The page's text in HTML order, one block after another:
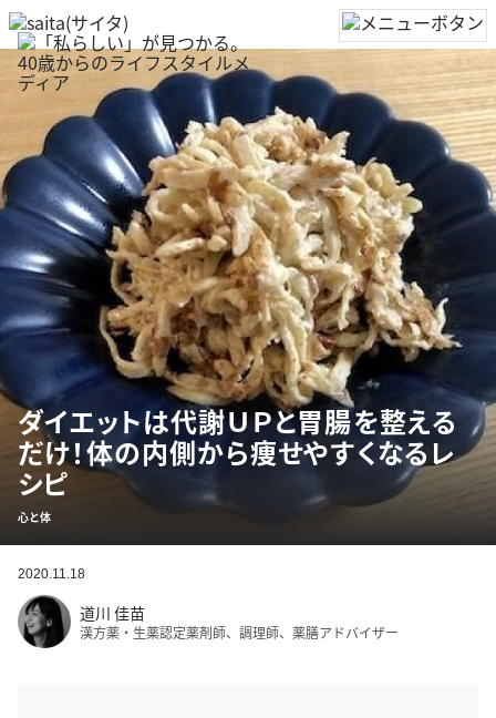
ダイエットは代謝ＵＰと胃腸を整える
だけ！体の内側から痩せやすくなるレ
シピ
心と体
2020.11.18
道川 佳苗
漢方薬・生薬認定薬剤師、調理師、薬膳アドバイザー